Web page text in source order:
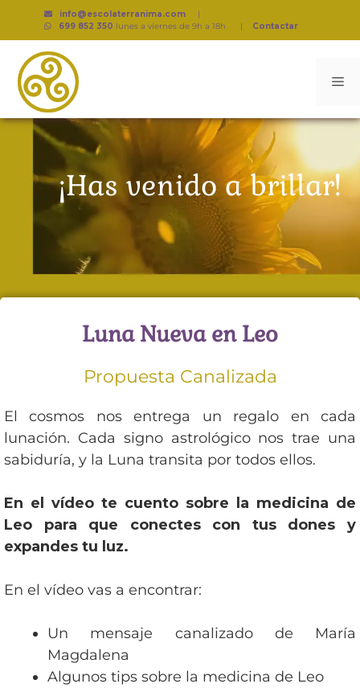
info@escolaterranima.com |
699 852 350 lunes a viernes de 9h a 18h | Contactar
¡Has venido a brillar!
Luna Nueva en Leo
Propuesta Canalizada
El cosmos nos entrega un regalo en cada
lunación. Cada signo astrológico nos trae una
sabiduría, y la Luna transita por todos ellos.
En el vídeo te cuento sobre la medicina de
Leo para que conectes con tus dones y
expandes tu luz.
En el vídeo vas a encontrar:
Un mensaje canalizado de María
Magdalena
Algunos tips sobre la medicina de Leo